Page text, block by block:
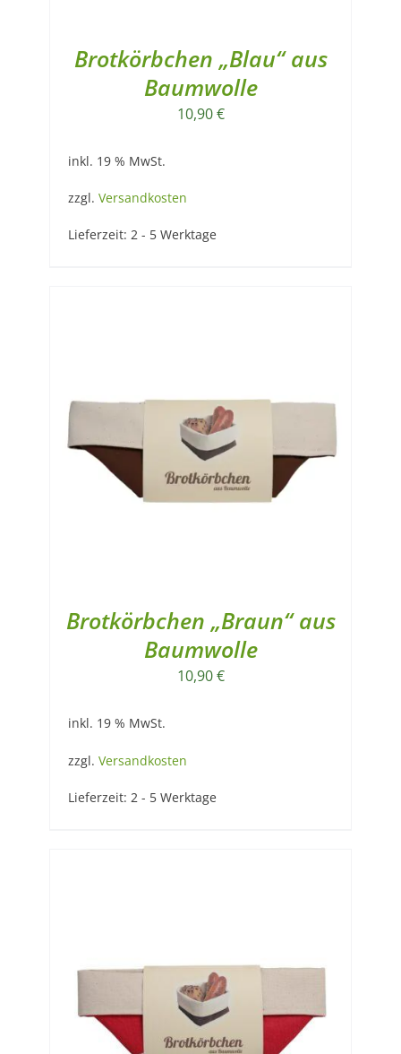
Brotkörbchen „Blau“ aus
Baumwolle
10,90€
inkl. 19 % MwSt.
zzgl. Versandkosten
Lieferzeit: 2 - 5 Werktage
Brotkörbchen „Braun“ aus
Baumwolle
10,90€
inkl. 19 % MwSt.
zzgl. Versandkosten
Lieferzeit: 2 - 5 Werktage